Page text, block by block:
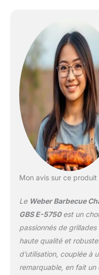
Mon avis sur ce produit
Le Weber Barbecue
GBS E-5750est un
passionnés de
haute qualité et
d’utilisation, couplée à
remarquable, en fait